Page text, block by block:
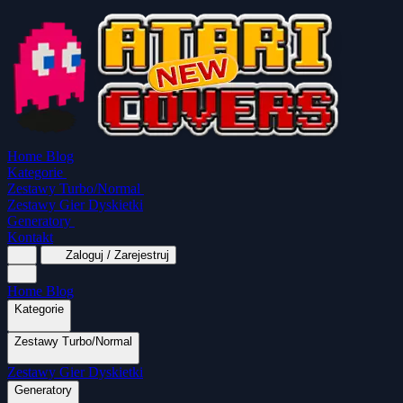
Home Blog
Kategorie
Zestawy Turbo/Normal
Zestawy Gier Dyskietki
Generatory
Kontakt
Zaloguj / Zarejestruj
Home Blog
Kategorie
Wszystkie kategorie
Zestawy Turbo/Normal
MapaSoft Turbo ROM SparkTurbo 2000
Mina Grubcio Normal
Zestawy Gier Dyskietki
Generatory